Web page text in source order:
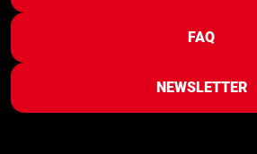
FAQ
NEWSLETTER